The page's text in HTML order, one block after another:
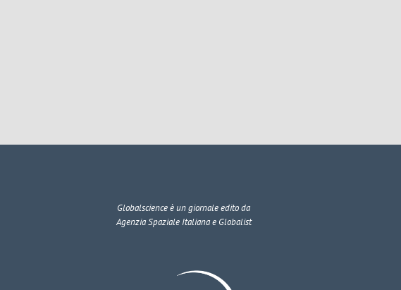
Globalscienceè un giornale edito da
Agenzia Spaziale Italiana e Globalist